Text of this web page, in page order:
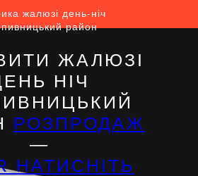
жалюзі день-ніч
район
ЖАЛЮЗІ
НІЧ
РОЗПРОДАЖ
—
НАТИСНІТЬ